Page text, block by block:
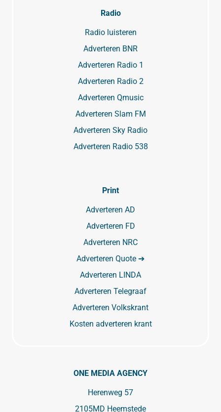
Radio
Radio luisteren
Adverteren BNR
Adverteren Radio 1
Adverteren Radio 2
Adverteren Qmusic
Adverteren Slam FM
Adverteren Sky Radio
Adverteren Radio 538
Print
Adverteren AD
Adverteren FD
Adverteren NRC
Adverteren Quote ➔
Adverteren LINDA
Adverteren Telegraaf
Adverteren Volkskrant
Kosten adverteren krant
ONE MEDIA AGENCY
Herenweg 57
2105MD Heemstede